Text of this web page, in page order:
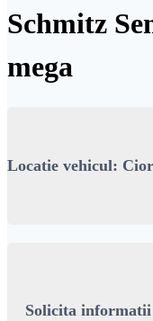
Schmitz
mega
Locatie vehicul:
Solicita informatii